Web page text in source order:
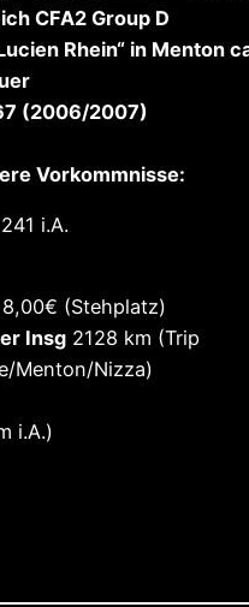
CFA2 Group D
Rhein“ in Menton
r
(2006/2007)
Vorkommnisse:
i.A.
8,00€ (Stehplatz)
Insg 2128 km (Trip
Menton/Nizza)
i.A.)